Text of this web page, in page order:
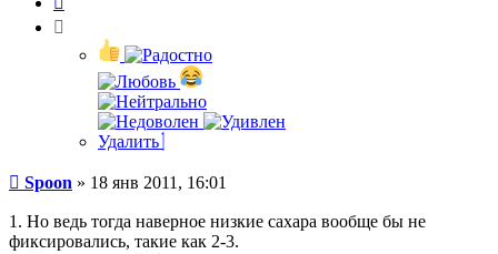
Удалить
Сообщение
Spoon » 18 янв 2011, 16:01
1. Но ведь тогда наверное низкие сахара вообще бы не
фиксировались, такие как 2-3.